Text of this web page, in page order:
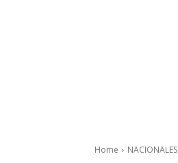
Home NACIONALES